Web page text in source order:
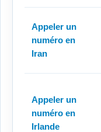
Appeler un
numéro en
Iran
Appeler un
numéro en
Irlande